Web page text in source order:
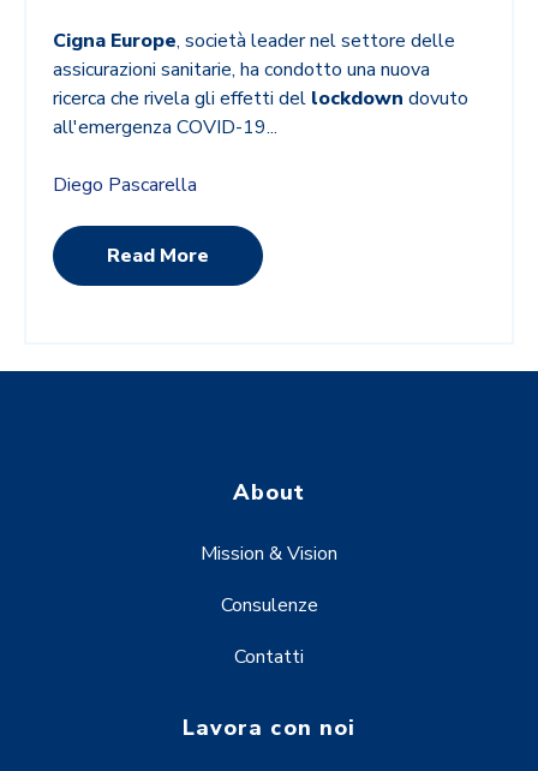
Cigna Europe, società leader nel settore delle
assicurazioni sanitarie, ha condotto una nuova
ricerca che rivela gli effetti del lockdown dovuto
all'emergenza COVID-19...
Diego Pascarella
Read More
About
Mission & Vision
Consulenze
Contatti
Lavora con noi